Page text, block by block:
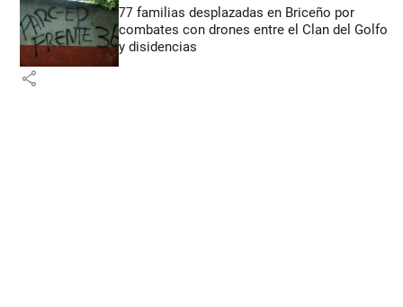
77 familias desplazadas en Briceño por
combates con drones entre el Clan del Golfo
y disidencias
share